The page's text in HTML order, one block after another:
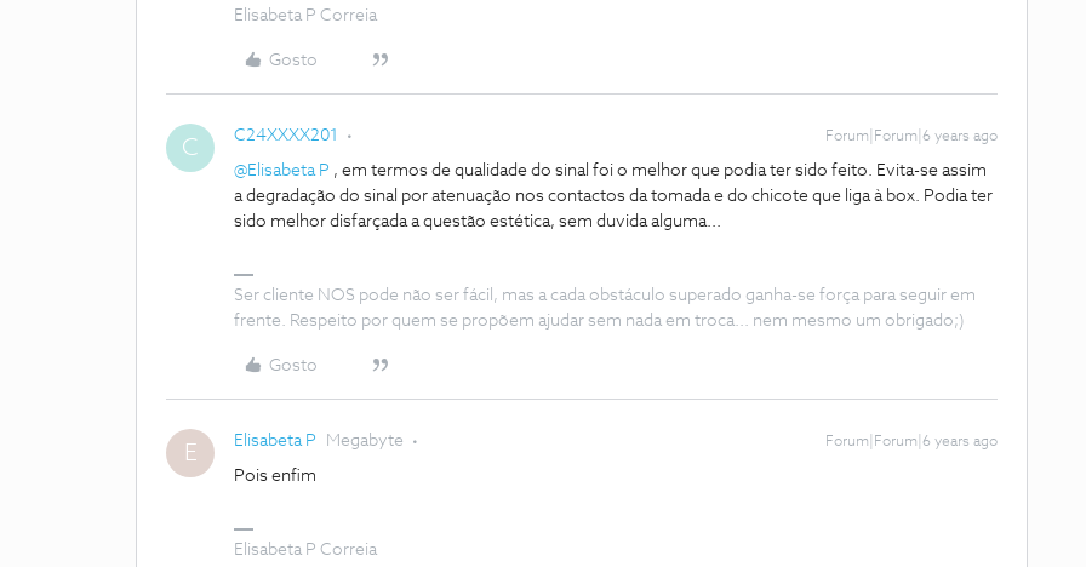
Elisabeta P Correia
Gosto
C C24XXXX201 Forum|Forum|6 years ago
@Elisabeta P , em termos de qualidade do sinal foi o melhor que podia ter sido feito. Evita-se assim
a degradação do sinal por atenuação nos contactos da tomada e do chicote que liga à box. Podia ter
sido melhor disfarçada a questão estética, sem duvida alguma...
Ser cliente NOS pode não ser fácil, mas a cada obstáculo superado ganha-se força para seguir em
frente. Respeito por quem se propõem ajudar sem nada em troca... nem mesmo um obrigado;)
Gosto
E Elisabeta P Megabyte Forum|Forum|6 years ago
Pois enfim
Elisabeta P Correia